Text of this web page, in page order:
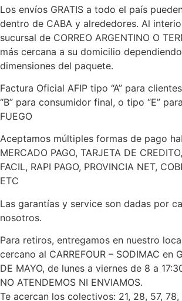
Los envíos GRATIS a todo el país
dentro de CABA y alrededores. Al
sucursal de CORREO ARGENTINO O
más cercana a su domicilio
dimensiones del paquete.
Factura Oficial AFIP tipo “A” para
“B” para consumidor final, o tipo “E”
FUEGO
Aceptamos múltiples formas de pago
MERCADO PAGO, TARJETA DE
FACIL, RAPI PAGO, PROVINCIA NET,
ETC
Las garantías y service son dadas por
nosotros.
Para retiros, entregamos en nuestro
cercano al CARREFOUR – SODIMAC en
DE MAYO, de lunes a viernes de 8 a
NO ATENDEMOS NI ENVIAMOS.
Te acercan los colectivos: 21, 28, 57, 78,